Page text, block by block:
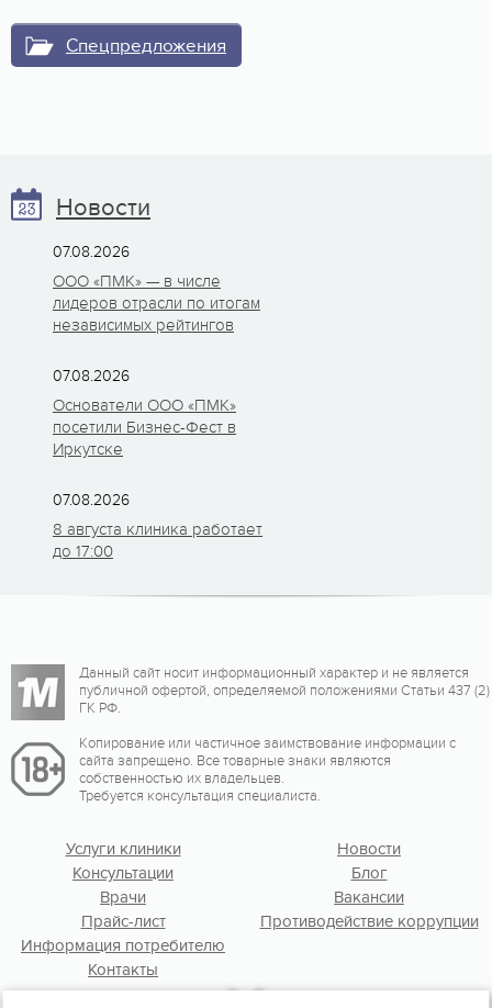
Спецпредложения
Новости
07.08.2026
ООО «ПМК» — в числе
лидеров отрасли по итогам
независимых рейтингов
07.08.2026
Основатели ООО «ПМК»
посетили Бизнес-Фест в
Иркутске
07.08.2026
8 августа клиника работает
до 17:00
Данный сайт носит информационный характер и не является
публичной офертой, определяемой положениями Статьи 437 (2)
ГК РФ.
Копирование или частичное заимствование информации с
сайта запрещено. Все товарные знаки являются
собственностью их владельцев.
Требуется консультация специалиста.
Услуги клиники
Консультации
Врачи
Прайс-лист
Информация потребителю
Контакты
Новости
Блог
Вакансии
Противодействие коррупции